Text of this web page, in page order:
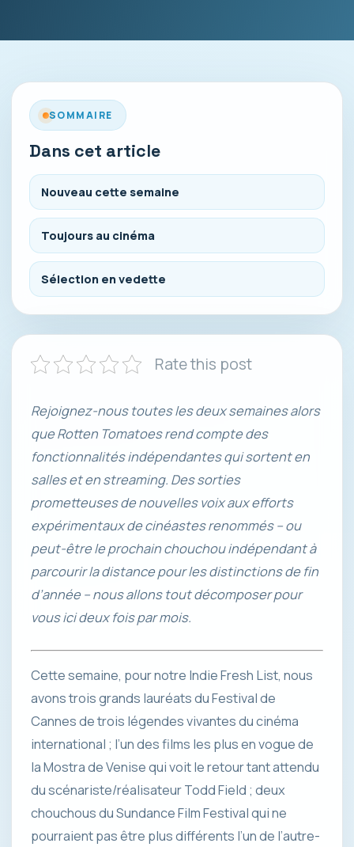
SOMMAIRE
Dans cet article
Nouveau cette semaine
Toujours au cinéma
Sélection en vedette
Rate this post
Rejoignez-nous toutes les deux semaines alors
que Rotten Tomatoes rend compte des
fonctionnalités indépendantes qui sortent en
salles et en streaming. Des sorties
prometteuses de nouvelles voix aux efforts
expérimentaux de cinéastes renommés – ou
peut-être le prochain chouchou indépendant à
parcourir la distance pour les distinctions de fin
d’année – nous allons tout décomposer pour
vous ici deux fois par mois.
Cette semaine, pour notre Indie Fresh List, nous
avons trois grands lauréats du Festival de
Cannes de trois légendes vivantes du cinéma
international ; l’un des films les plus en vogue de
la Mostra de Venise qui voit le retour tant attendu
du scénariste/réalisateur Todd Field ; deux
chouchous du Sundance Film Festival qui ne
pourraient pas être plus différents l’un de l’autre-